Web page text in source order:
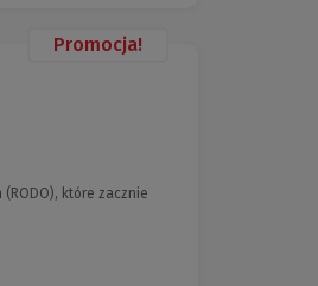
Promocja!
które zacznie